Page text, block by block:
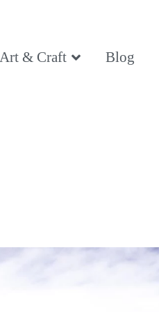
Art & Craft Blog